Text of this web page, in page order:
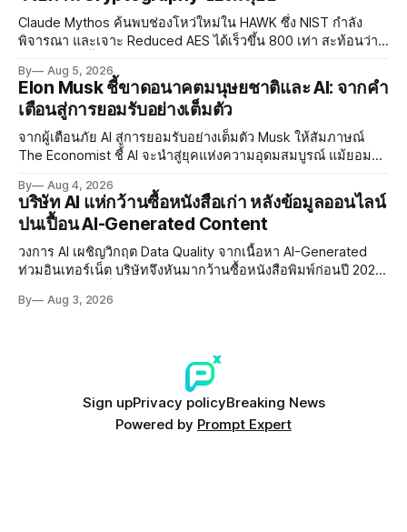
Claude Mythos ค้นพบช่องโหว่ใหม่ใน HAWK ซึ่ง NIST กำลัง
พิจารณา และเจาะ Reduced AES ได้เร็วขึ้น 800 เท่า สะท้อนว่า
By Aug 5, 2026
Elon Musk ชี้ขาดอนาคตมนุษยชาติและ AI: จากคำ
เตือนสู่การยอมรับอย่างเต็มตัว
จากผู้เตือนภัย AI สู่การยอมรับอย่างเต็มตัว Musk ให้สัมภาษณ์
The Economist ชี้ AI จะนำสู่ยุคแห่งความอุดมสมบูรณ์ แม้ยอมรับ
By Aug 4, 2026
บริษัท AI แห่กว้านซื้อหนังสือเก่า หลังข้อมูลออนไลน์
ปนเปื้อน AI-Generated Content
วงการ AI เผชิญวิกฤต Data Quality จากเนื้อหา AI-Generated
ท่วมอินเทอร์เน็ต บริษัทจึงหันมากว้านซื้อหนังสือพิมพ์ก่อนปี 2022
Poisoning ที่ซับซ้อน
By Aug 3, 2026
Sign upPrivacy policyBreaking News
Powered by Prompt Expert